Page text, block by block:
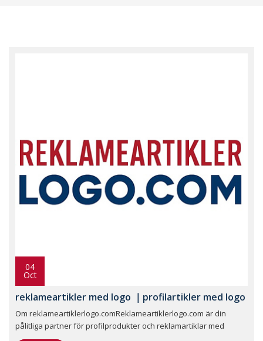
04
Oct
reklameartikler med logo ｜profilartikler med logo
Om reklameartiklerlogo.comReklameartiklerlogo.com är din
pålitliga partner för profilprodukter och reklamartiklar med